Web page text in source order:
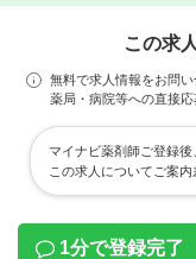
この求
無料で求人情報をお問い
薬局・病院等への直接
マイナビ薬剤師ご登録
この求人についてご案内
1分で登録完了